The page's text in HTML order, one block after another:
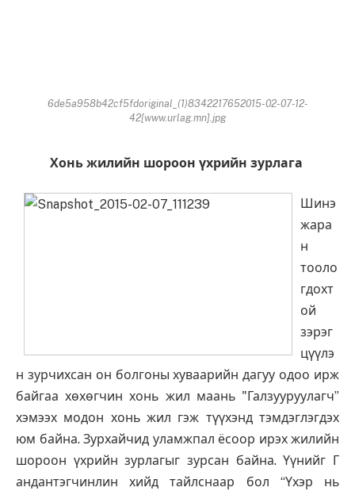
6de5a958b42cf5fdoriginal_(1)8342217652015-02-07-12-
42[www.urlag.mn].jpg
Хонь жилийн шороон үхрийн зурлага
Шинэ
жара
н
тооло
гдохт
ой
зэрэг
цүүлэ
н зурчихсан он болгоны хуваарийн дагуу одоо ирж
байгаа хөхөгчин хонь жил маань "Галзууруулагч”
хэмээх модон хонь жил гэж түүхэнд тэмдэглэгдэх
юм байна. Зурхайчид уламжпал ёсоор ирэх жилийн
шороон үхрийн зурлагыг зурсан байна. Үүнийг Г
андантэгчинлин хийд тайлснаар бол “Үхэр нь